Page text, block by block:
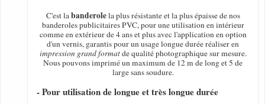
C'est labanderolela plus résistante et la plus épaisse de nos
banderoles publicitaires PVC, pour une utilisation en intérieur
comme en extérieur de 4 ans et plus avec l'application en option
d'un vernis, garantis pour un usage longue durée réaliser en
impression grand formatde qualité photographique sur mesure.
Nous pouvons imprimé un maximum de 12 m de long et 5 de
large sans soudure.
- Pour utilisation de longue et très longue durée